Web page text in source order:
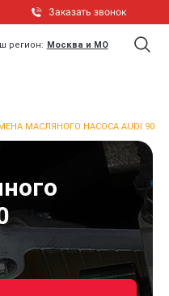
Заказать звонок
регион: Москва и МО
МАСЛЯНОГО НАСОСА AUDI 90